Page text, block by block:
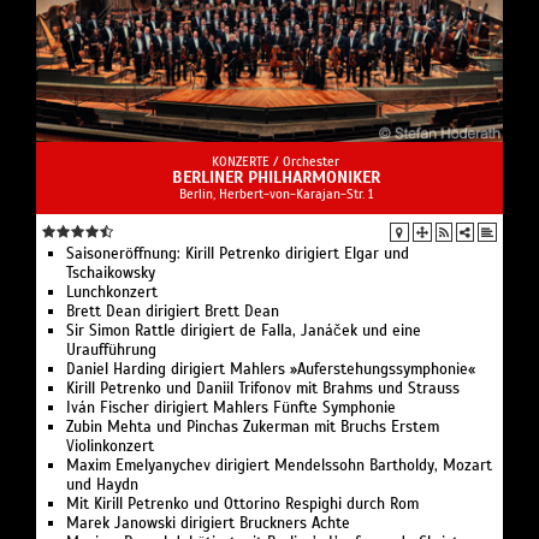
KONZERTE / Orchester
BERLINER PHILHARMONIKER
Berlin, Herbert-von-Karajan-Str. 1
Saisoneröffnung: Kirill Petrenko dirigiert Elgar und
Tschaikowsky
Lunchkonzert
Brett Dean dirigiert Brett Dean
Sir Simon Rattle dirigiert de Falla, Janáček und eine
Uraufführung
Daniel Harding dirigiert Mahlers »Auferstehungssymphonie«
Kirill Petrenko und Daniil Trifonov mit Brahms und Strauss
Iván Fischer dirigiert Mahlers Fünfte Symphonie
Zubin Mehta und Pinchas Zukerman mit Bruchs Erstem
Violinkonzert
Maxim Emelyanychev dirigiert Mendelssohn Bartholdy, Mozart
und Haydn
Mit Kirill Petrenko und Ottorino Respighi durch Rom
Marek Janowski dirigiert Bruckners Achte